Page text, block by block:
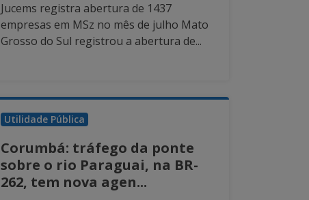
Jucems registra abertura de 1437
empresas em MSz no mês de julho Mato
Grosso do Sul registrou a abertura de...
Utilidade Pública
Corumbá: tráfego da ponte
sobre o rio Paraguai, na BR-
262, tem nova agen...